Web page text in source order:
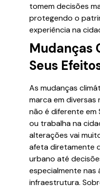
tomem decisões
protegendo o
experiência na
Mudanças
Seus
As mudanças
marca em diversas
não é diferente em
ou trabalha na
alterações vai
afeta diretamente
urbano até
especialmente nas
infraestrutura.